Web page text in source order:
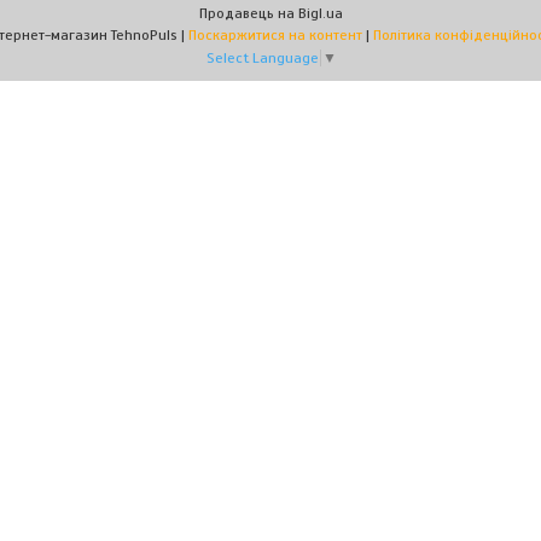
Продавець на Bigl.ua
Інтернет-магазин TehnoPuls | Поскаржитися на контент | Політика
Select Language ▼